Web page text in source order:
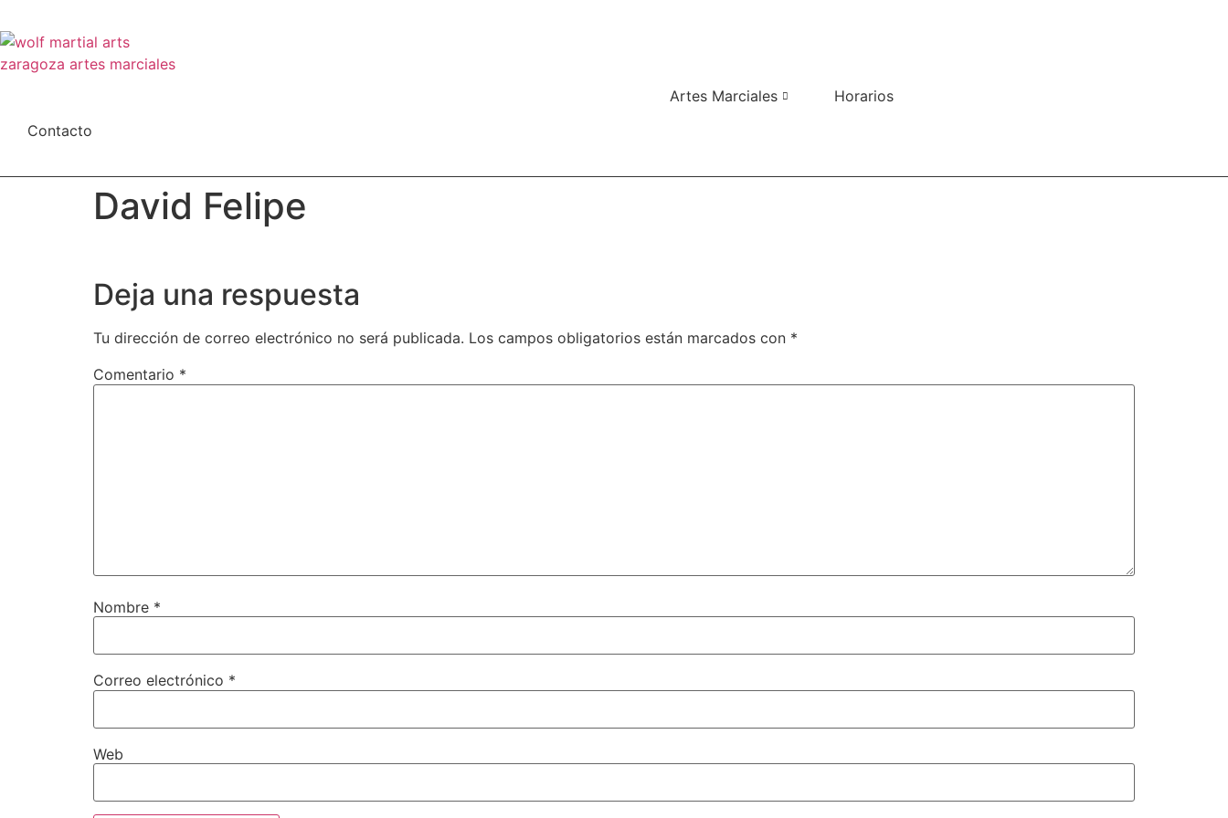
al
contenido
Artes Marciales
Horarios
Contacto
David Felipe
Deja una respuesta
Tu dirección de correo electrónico no será publicada. Los campos obligatorios están marcados con *
Comentario *
Nombre *
Correo electrónico *
Web